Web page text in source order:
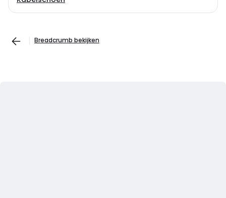
Breadcrumb bekijken